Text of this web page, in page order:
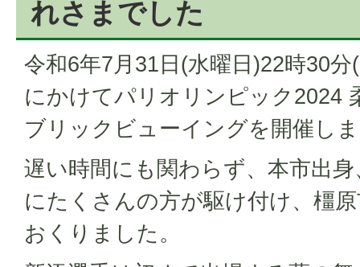
れさまでした
令和6年7月31日(水曜日)22時30
にかけてパリオリンピック2024
ブリックビューイングを開催し
遅い時間にも関わらず、本市出
にたくさんの方が駆け付け、橿
おくりました。